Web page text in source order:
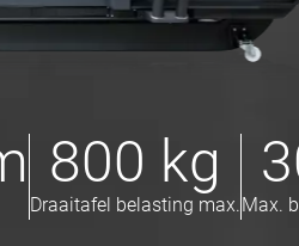
800 kg
Draaitafel belasting max.Max.